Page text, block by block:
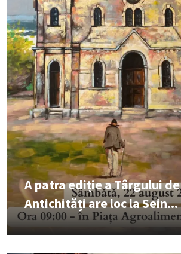
A patra ediție a Târgului de
Antichități are loc la Sein...